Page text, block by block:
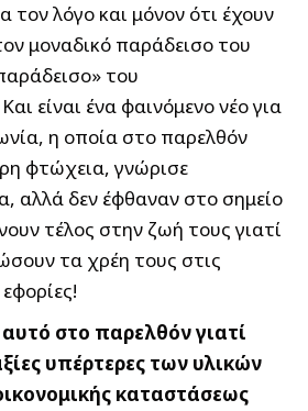
τον λόγο και μόνον ότι έχουν
μοναδικό παράδεισο του
του
είναι ένα φαινόμενο νέο για
η οποία στο παρελθόν
φτώχεια, γνώρισε
αλλά δεν έφθαναν στο σημείο
τέλος στην ζωή τους γιατί
τα χρέη τους στις
στο παρελθόν γιατί
υπέρτερες των υλικών
καταστάσεως